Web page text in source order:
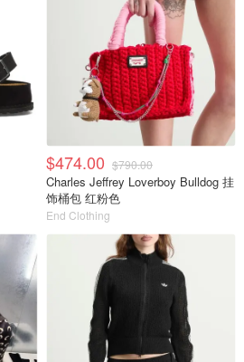
$474.00 $790.00
Charles Jeffrey Loverboy Bulldog 挂
饰桶包 红粉色
End Clothing